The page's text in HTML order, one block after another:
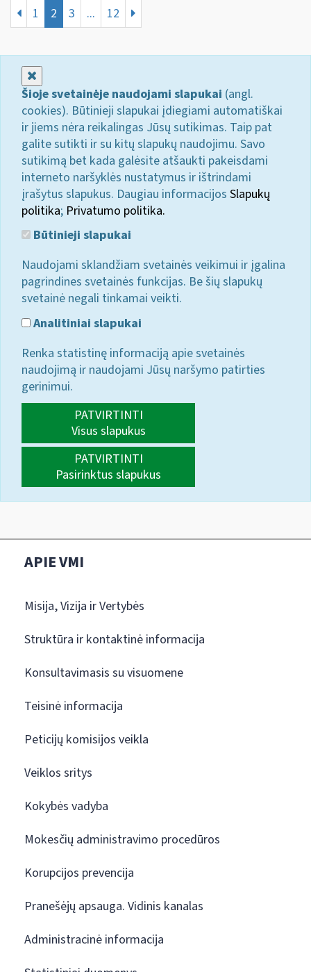
1 2 3 ... 12
Šioje svetainėje naudojami slapukai (angl.
cookies). Būtinieji slapukai įdiegiami automatiškai
ir jiems nėra reikalingas Jūsų sutikimas. Taip pat
galite sutikti ir su kitų slapukų naudojimu. Savo
sutikimą bet kada galėsite atšaukti pakeisdami
interneto naršyklės nustatymus ir ištrindami
įrašytus slapukus. Daugiau informacijos Slapukų
politika; Privatumo politika.
Būtinieji slapukai
Naudojami sklandžiam svetainės veikimui ir įgalina
pagrindines svetainės funkcijas. Be šių slapukų
svetainė negali tinkamai veikti.
Analitiniai slapukai
Renka statistinę informaciją apie svetainės
naudojimą ir naudojami Jūsų naršymo patirties
gerinimui.
PATVIRTINTI
Visus slapukus
PATVIRTINTI
Pasirinktus slapukus
APIE VMI
Misija, Vizija ir Vertybės
Struktūra ir kontaktinė informacija
Konsultavimasis su visuomene
Teisinė informacija
Peticijų komisijos veikla
Veiklos sritys
Kokybės vadyba
Mokesčių administravimo procedūros
Korupcijos prevencija
Pranešėjų apsauga. Vidinis kanalas
Administracinė informacija